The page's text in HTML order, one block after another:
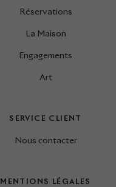
Réservations
La Maison
Engagements
Art
SERVICE CLIENT
Nous contacter
MENTIONS LÉGALES